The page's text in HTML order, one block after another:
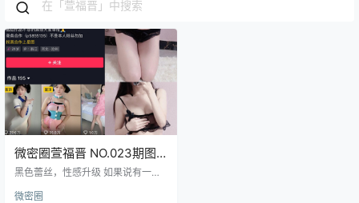
微密圈萱福晋 NO.023期图
片视频合集
黑色蕾丝，性感升级 如果说有一种
无可争议的答案。而萱福晋的这组
微密圈